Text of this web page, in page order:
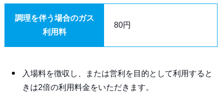
調理を伴う場合のガス
利用料
80円
入場料を徴収し、または営利を目的として利用すると
きは2倍の利用料金をいただきます。